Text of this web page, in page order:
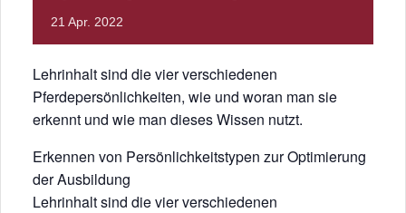
21 Apr. 2022
Lehrinhalt sind die vier verschiedenen
Pferdepersönlichkeiten, wie und woran man sie
erkennt und wie man dieses Wissen nutzt.
Erkennen von Persönlichkeitstypen zur Optimierung
der Ausbildung
Lehrinhalt sind die vier verschiedenen